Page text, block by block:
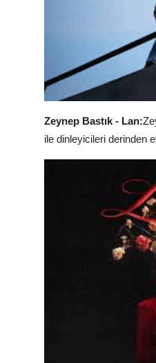
Zeynep Bastık - Lan:
ile dinleyicileri derinden